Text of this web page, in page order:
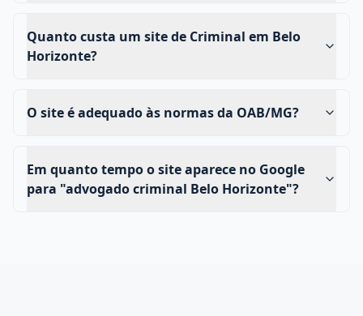
Quanto custa um site de Criminal em Belo
Horizonte?
O site é adequado às normas da OAB/MG?
Em quanto tempo o site aparece no Google
para "advogado criminal Belo Horizonte"?